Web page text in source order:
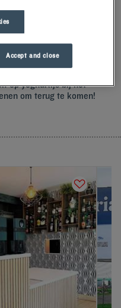
hotels in Péronne eens.Bij
maar attente
onze kussens met
op yoghurtijs bij het
om terug te komen!
Accept and close